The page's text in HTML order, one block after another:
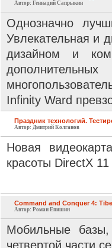
Автор: Геннадий Сапрыкин
Однозначно
Увлекательная и
дизайном и
Infinity Ward
Праздник технологий.
Автор: Дмитрий Колганов
Новая
красоты DirectX
Command and Conquer 4:
Автор: Роман Епишин
Мобильные
четвертой части